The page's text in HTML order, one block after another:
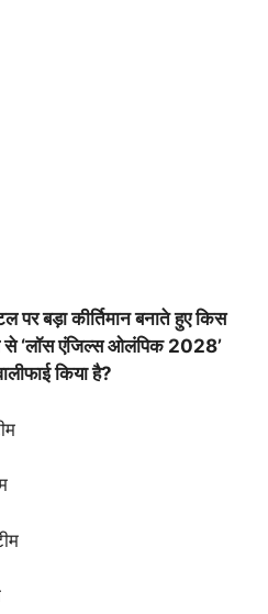
पर बड़ा कीर्तिमान बनाते हुए किस
से ‘लॉस एंजिल्स ओलंपिक 2028’
किया है?